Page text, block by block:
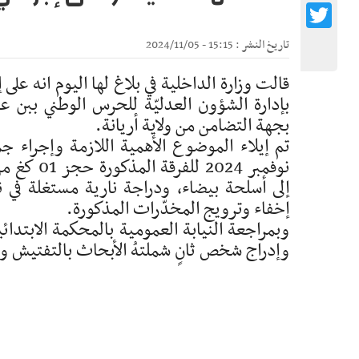
تاريخ النشر : 15:15 - 2024/11/05
قالت وزارة الداخلية في بلاغ لها اليوم انه
بإدارة الشؤون العدليّة للحرس الوطني
بجهة التضامن من ولاية أريانة.
إلى أسلحة بيضاء، ودراجة نارية مستغلة
إخفاء وترويج المخدّرات المذكورة.
وبمراجعة النيابة العمومية بالمحكمة
وإدراج شخص ثانٍ شملتهُ الأبحاث بالتفتيش